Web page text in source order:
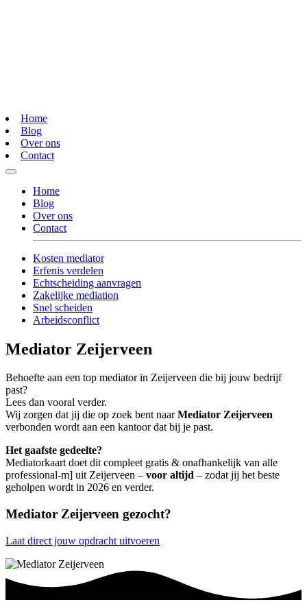
Home
Blog
Over ons
Contact
Home
Blog
Over ons
Contact
Kosten mediator
Erfenis verdelen
Echtscheiding aanvragen
Zakelijke mediation
Snel scheiden
Arbeidsconflict
Mediator Zeijerveen
Behoefte aan een top mediator in Zeijerveen die bij jouw bedrijf
past?
Lees dan vooral verder.
Wij zorgen dat jij die op zoek bent naarMediator Zeijerveen
verbonden wordt aan een kantoor dat bij je past.
Het gaafste gedeelte?
Mediatorkaart doet dit compleet gratis & onafhankelijk van alle
professional-m] uit Zeijerveen – voor altijd – zodat jij het beste
geholpen wordt in 2026 en verder.
Mediator Zeijerveen gezocht?
Laat direct jouw opdracht uitvoeren